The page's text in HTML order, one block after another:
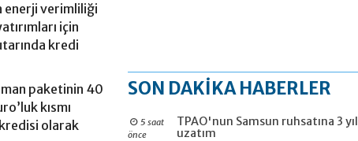
enerji verimliliği
için
kredi
paketinin 40
kısmı
olarak
SON DAKİKA HABERLER
5 saat
önce
TPAO'nun Samsun ruhsatına 3 yıl
uzatım